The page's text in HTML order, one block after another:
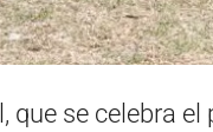
que se celebra